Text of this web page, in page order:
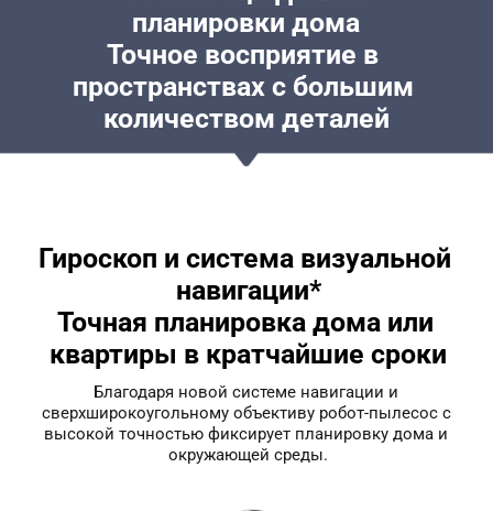
планировки дома
Точное восприятие в
пространствах с большим
количеством деталей
Гироскоп и система визуальной
навигации*
Точная планировка дома или
квартиры в кратчайшие сроки
Благодаря новой системе навигации и
сверхширокоугольному объективу робот-пылесос с
высокой точностью фиксирует планировку дома и
окружающей среды.